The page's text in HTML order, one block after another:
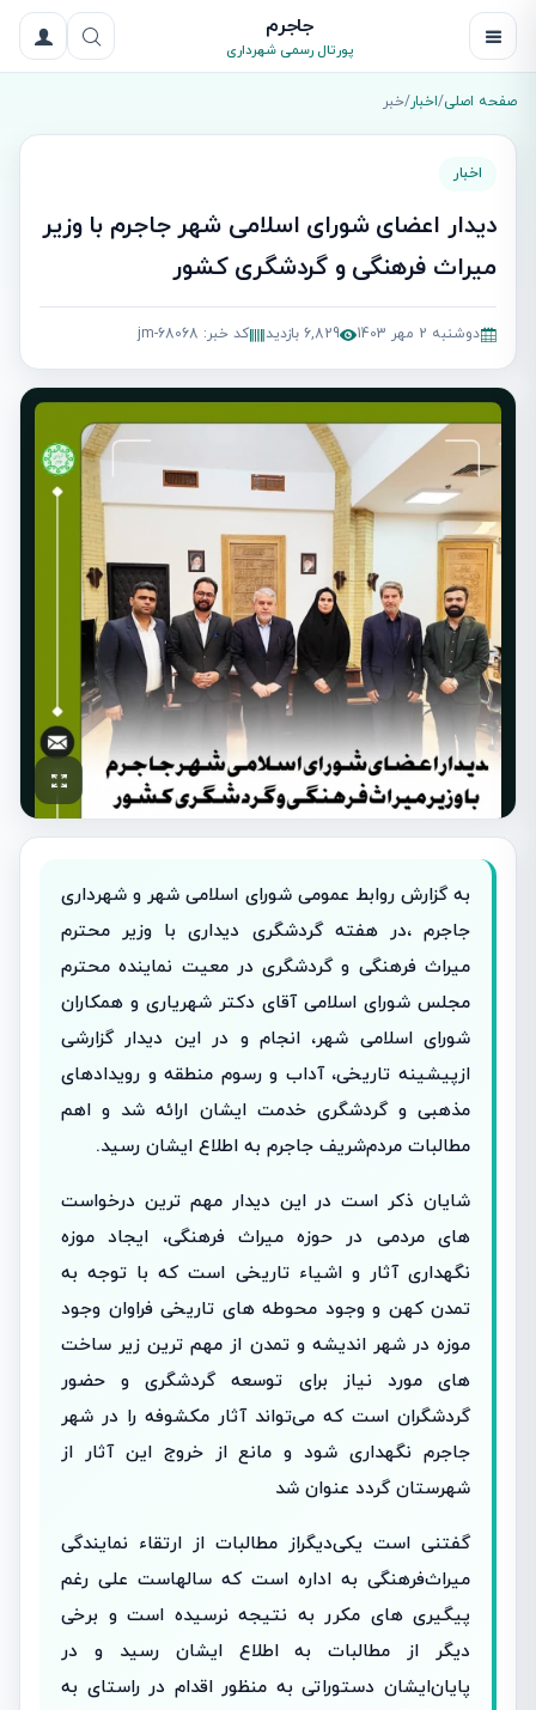
جاجرم
پورتال رسمی شهرداری
صفحه اصلی/اخبار/خبر
اخبار
دیدار اعضای شورای اسلامی شهر جاجرم با وزیر
میراث فرهنگی و گردشگری کشور
دوشنبه 2 مهر 1403 6,829 بازدید کد خبر: jm-68068
به گزارش روابط عمومی شورای اسلامی شهر و شهرداری
جاجرم ،در هفته گردشگری دیداری با وزیر محترم
میراث فرهنگی و گردشگری در معیت نماینده محترم
مجلس شورای اسلامی آقای دکتر شهریاری و همکاران
شورای اسلامی شهر، انجام و در این دیدار گزارشی
ازپیشینه تاریخی، آداب و رسوم منطقه و رویدادهای
مذهبی و گردشگری خدمت ایشان ارائه شد و اهم
مطالبات مردم‌شریف جاجرم به اطلاع ایشان رسید.
شایان ذکر است در این دیدار مهم ترین درخواست
های مردمی در حوزه میراث فرهنگی، ایجاد موزه
نگهداری آثار و اشیاء تاریخی است که با توجه به
تمدن کهن و وجود محوطه های تاریخی فراوان وجود
موزه در شهر اندیشه و تمدن از مهم ترین زیر ساخت
های مورد نیاز برای توسعه گردشگری و حضور
گردشگران است که می‌تواند آثار مکشوفه را در شهر
جاجرم نگهداری شود و مانع از خروج این آثار از
شهرستان گردد عنوان شد
گفتنی است یکی‌دیگر‌از مطالبات از ارتقاء نمایندگی
میراث‌فرهنگی به اداره است که سالهاست علی رغم
پیگیری های مکرر به نتیجه نرسیده است ‌و برخی
دیگر از مطالبات به اطلاع ایشان رسید و در
پایان‌ایشان دستوراتی به منظور اقدام در راستای به